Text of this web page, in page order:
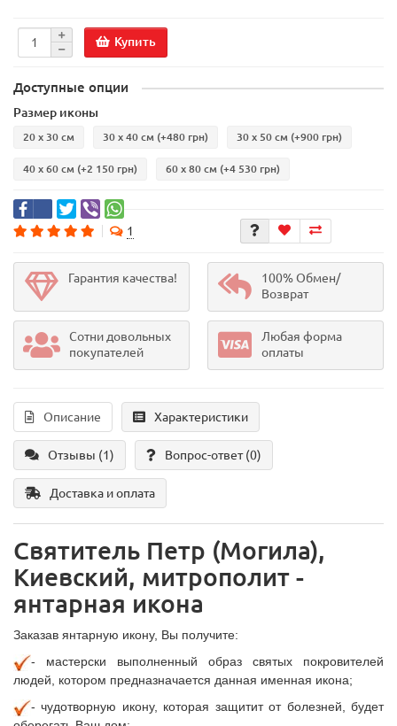
Купить
Доступные опции
Размер иконы
20 х 30 см 30 х 40 см (+480 грн) 30 х 50 см (+900 грн)
40 х 60 см (+2 150 грн) 60 х 80 см (+4 530 грн)
1
Гарантия качества!
100% Обмен/
Возврат
Сотни довольных
покупателей
Любая форма
оплаты
Описание Характеристики
Отзывы (1) Вопрос-ответ(0)
Доставка и оплата
Святитель Петр (Могила),
Киевский, митрополит -
янтарная икона
Заказав янтарную икону, Вы получите:
- мастерски выполненный образ святых покровителей
людей, котором предназначается данная именная икона;
- чудотворную икону, которая защитит от болезней, будет